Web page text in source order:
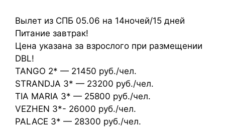
Вылет из СПБ 05.06 на 14ночей/15 дней
Питание завтрак!
Цена указана за взрослого при размещении
DBL!
TANGO 2* — 21450 руб./чел.
STRANDJA 3* — 23200 руб./чел.
TIA MARIA 3* — 25800 руб./чел.
VEZHEN 3*- 26000 руб./чел.
PALACE 3* — 28300 руб./чел.